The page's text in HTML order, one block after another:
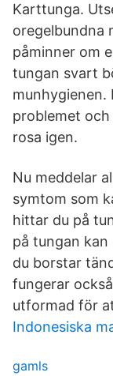
Karttunga.
oregelbundna
påminner om
tungan svart
problemet
rosa igen.
Nu meddelar
symtom som
hittar du på
på tungan
du borstar
fungerar
utformad för
Indonesiska
gamls